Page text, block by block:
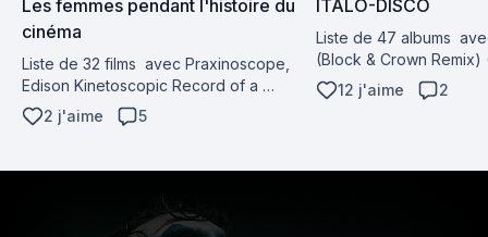
Les femmes pendant l'histoire du
cinéma
Liste de 32 films avec Praxinoscope,
Edison Kinetoscopic Record of a
Sneeze, La sortie de l'usine Lumière à
Lyon, La Fée aux choux (ou la
de l'alchimiste...
2 j'aime 5
ITALO-DISCO
Liste de 47 albums
(Block & Crown Remix)
Chopin (Disco Mix)
de luna (Version
12 j'aime 2